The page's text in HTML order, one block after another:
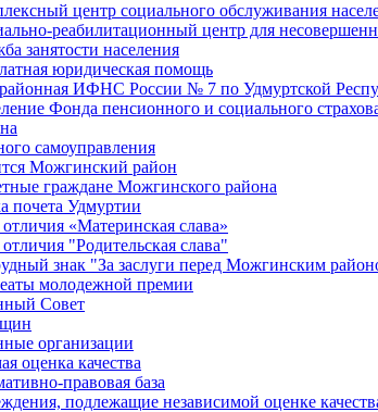
центр социального обслуживания
реабилитационный центр для
занятости населения
юридическая помощь
ИФНС России № 7 по Удмуртской
Фонда пенсионного и социального
самоуправления
Можгинский район
граждане Можгинского района
почета Удмуртии
«Материнская слава»
"Родительская слава"
знак "За заслуги перед Можгинским
молодежной премии
Совет
организации
оценка качества
правовая база
подлежащие независимой оценке